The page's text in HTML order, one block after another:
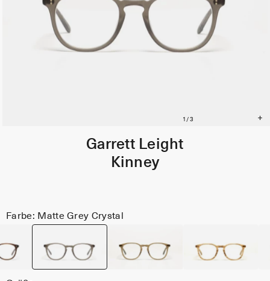
Garrett Leight
Kinney
Farbe: Matte Grey Crystal